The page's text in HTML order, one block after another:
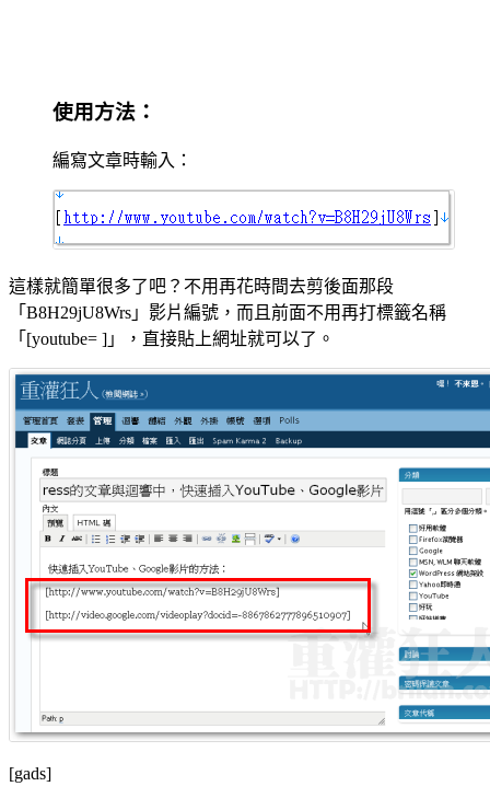
使用方法：
編寫文章時輸入：
這樣就簡單很多了吧？不用再花時間去剪後面那段
「B8H29jU8Wrs」影片編號，而且前面不用再打標籤名稱
「[youtube= ]」，直接貼上網址就可以了。
[gads]